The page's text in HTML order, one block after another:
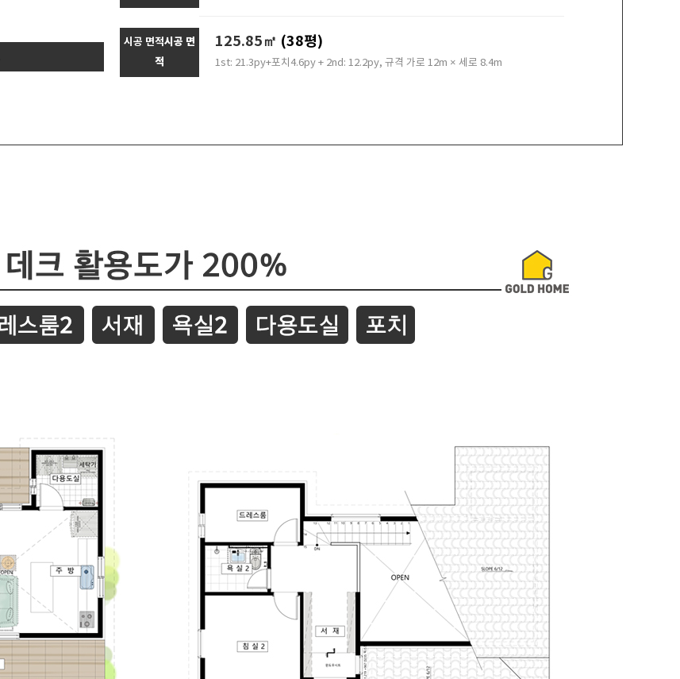
시공 면적시공 면
적
125.85㎡ (38평)
1st: 21.3py+포치4.6py + 2nd: 12.2py, 규격 가로 12m × 세로 8.4m